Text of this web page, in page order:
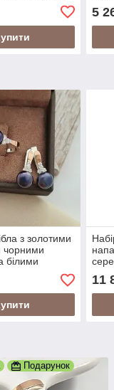
5
з золотими
чорними
білими
11
Подарунок